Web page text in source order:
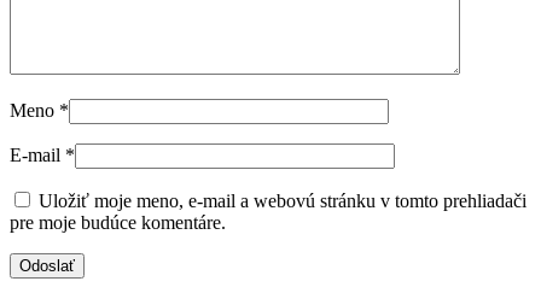
Meno *
E-mail *
Uložiť moje meno, e-mail a webovú stránku v tomto prehliadači
pre moje budúce komentáre.